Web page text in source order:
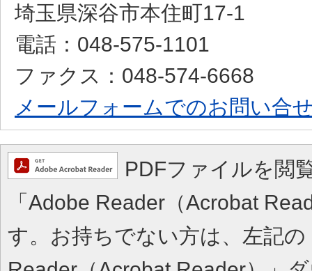
埼玉県深谷市本住町17-1
電話：048-575-1101
ファクス：048-574-6668
メールフォームでのお問い合
PDFファイルを閲
「Adobe Reader（Acrobat
す。お持ちでない方は、左記の